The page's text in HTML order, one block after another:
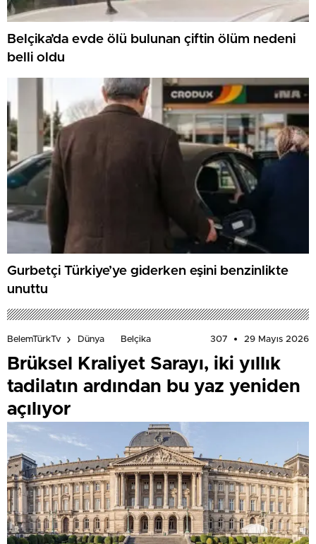
Belçika’da evde ölü bulunan çiftin ölüm nedeni
belli oldu
Gurbetçi Türkiye’ye giderken eşini benzinlikte
unuttu
BelemTürkTv Dünya Belçika 307 29 Mayıs 2026
Brüksel Kraliyet Sarayı, iki yıllık
tadilatın ardından bu yaz yeniden
açılıyor